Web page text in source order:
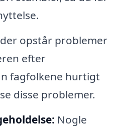
opstår problemer
efter
fagfolkene hurtigt
disse problemer.
Nogle